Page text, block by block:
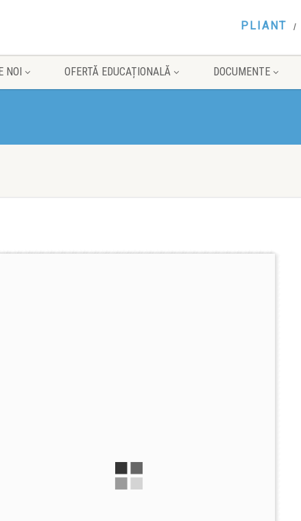
PLIANT
NOI OFERTĂ EDUCAȚIONALĂ DOCUMENTE